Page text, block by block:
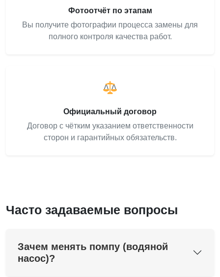
Фотоотчёт по этапам
Вы получите фотографии процесса замены для
полного контроля качества работ.
Официальный договор
Договор с чётким указанием ответственности
сторон и гарантийных обязательств.
Часто задаваемые вопросы
Зачем менять помпу (водяной
насос)?